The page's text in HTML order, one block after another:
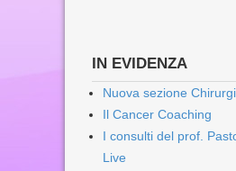
IN EVIDENZA
Nuova sezione
Il Cancer Coaching
I consulti del prof.
Live